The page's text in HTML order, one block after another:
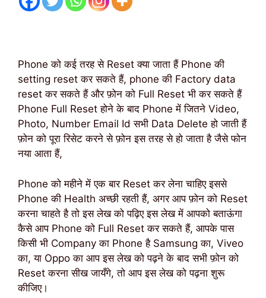
Phone को कई तरह से Reset क्या जाता हैं Phone की
setting reset कर सकते हैं, phone की Factory data
reset कर सकते हैं और फ़ोन को Full Reset भी कर सकते हैं
Phone Full Reset होने के बाद Phone में जितने Video,
Photo, Number Email Id सभी Data Delete हो जाती हैं
फ़ोन को पूरा रिसेट करने से फ़ोन इस तरह से हो जाता है जैसे फोन
नया आता हैं,
Phone को महीने में एक बार Reset कर लेना चाहिए इससे
Phone की Health अच्छी रहती हैं, अगर आप फ़ोन को Reset
करना चाहते है तो इस लेख को पढ़िए इस लेख में आपको बताऊंगा
कैसे आप Phone को Full Reset कर सकते हैं, आपके पास
किसी भी Company का Phone है Samsung का, Viveo
का, या Oppo का आप इस लेख को पढ़ने के बाद सभी फ़ोन को
Reset करना सीख जायँगे, तो आप इस लेख को पढ़ना शुरू
कीजिए।